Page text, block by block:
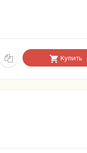
Купить